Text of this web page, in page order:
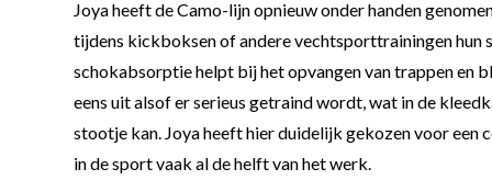
Joya heeft de Camo-lijn opnieuw onder handen
tijdens kickboksen of andere vechtsporttrainingen hun
schokabsorptie helpt bij het opvangen van trappen en
eens uit alsof er serieus getraind wordt, wat in de
stootje kan. Joya heeft hier duidelijk gekozen voor een
in de sport vaak al de helft van het werk.